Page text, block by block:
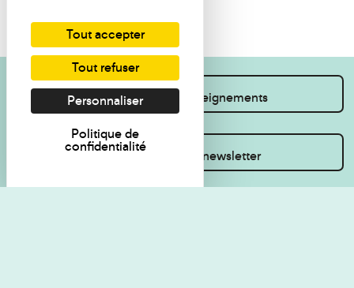
Je souhaite des renseignements
Inscrivez-vous à la newsletter
Tout accepter
Tout refuser
Personnaliser
Politique de
confidentialité